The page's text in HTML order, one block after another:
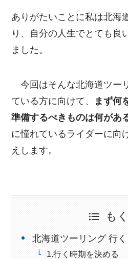
ありがたいことに私は北海
り、自分の人生でとても良
ました。
今回はそんな北海道ツー
ている方に向けて、
まず何
準備するべきものは何があ
に憧れているライダーに向
えします。
も
北海道ツーリング 行
1.行く時期を決める